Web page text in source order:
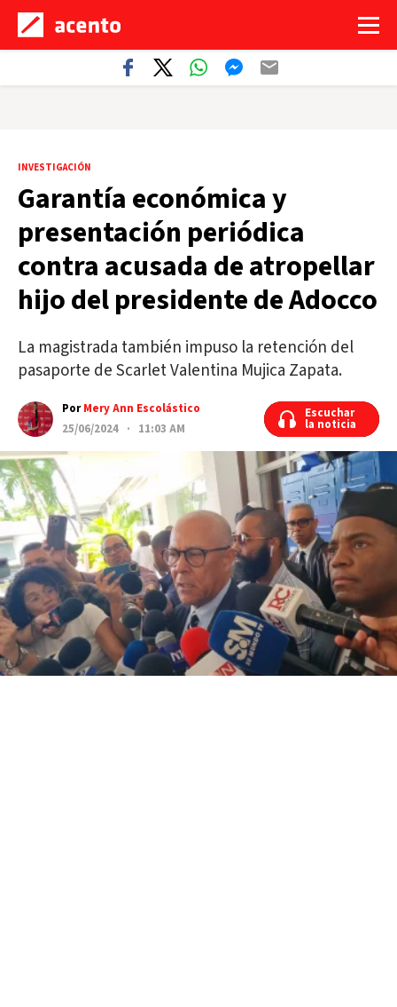
INVESTIGACIÓN
Garantía económica y
presentación periódica
contra acusada de atropellar
hijo del presidente de Adocco
La magistrada también impuso la retención del
pasaporte de Scarlet Valentina Mujica Zapata.
PorMery Ann Escolástico
25/06/2024 · 11:03 AM
Escuchar
la noticia
Escuchar
la noticia